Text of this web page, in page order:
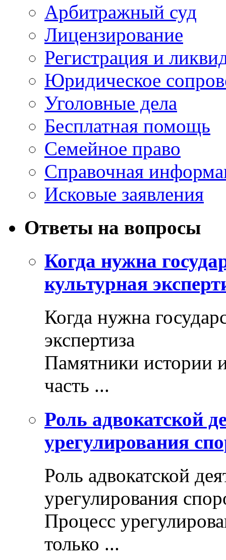
Арбитражный суд
Лицензирование
Регистрация и
Юридическое
Уголовные дела
Бесплатная помощь
Семейное право
Справочная
Исковые заявления
Ответы на вопросы
Когда нужна
культурная
Когда нужна
экспертиза
Памятники истории
часть ...
Роль адвокатской
урегулирования
Роль адвокатской
урегулирования
Процесс
только ...